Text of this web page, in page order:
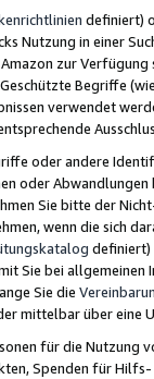
definiert)
Nutzung in einer
zur
Begriffe
verwendet
oder andere
oder
Sie bitte der
wenn die sich
definiert)
Sie bei
Sie die
mittelbar über eine
für die Nutzung
Spenden für